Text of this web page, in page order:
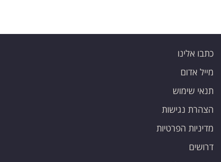
כתבו אלינו
מייל אדום
תנאי שימוש
הצהרת נגישות
מדיניות הפרטיות
דרושים